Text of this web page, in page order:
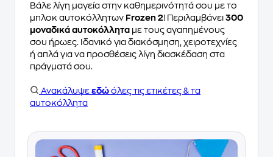
Βάλε λίγη μαγεία στην καθημερινότητά σου με το
μπλοκ αυτοκόλλητων Frozen 2! Περιλαμβάνει 300
μοναδικά αυτοκόλλητα με τους αγαπημένους
σου ήρωες. Ιδανικό για διακόσμηση, χειροτεχνίες
ή απλά για να προσθέσεις λίγη διασκέδαση στα
πράγματά σου.
Ανακάλυψε εδώ όλες τις ετικέτες & τα
αυτοκόλλητα